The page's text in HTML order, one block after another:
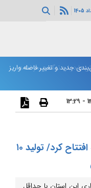
درباره تنگه هرمز ادامه
جدید و تغییر فاصله واریز
گیلان ۲۰ هزار میلیارد تومان پروژه افتتاح کرد/ تولید ۱۰